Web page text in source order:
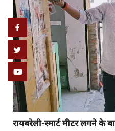
रायबरेली-स्मार्ट मीटर लगने के